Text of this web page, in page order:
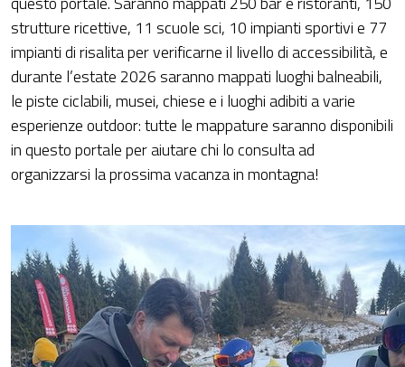
strutture ricettive, 11 scuole sci, 10 impianti sportivi e 77
impianti di risalita per verificarne il livello di accessibilità, e
durante l’estate 2026 saranno mappati luoghi balneabili,
le piste ciclabili, musei, chiese e i luoghi adibiti a varie
esperienze outdoor: tutte le mappature saranno disponibili
in questo portale per aiutare chi lo consulta ad
organizzarsi la prossima vacanza in montagna!